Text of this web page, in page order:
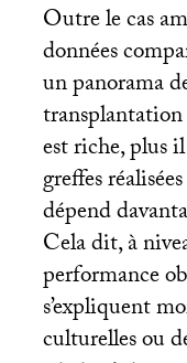
Outre le cas
données
un panorama
transplantation
est riche, plus
greffes
dépend
Cela dit, à
performance
s’expliquent
culturelles ou